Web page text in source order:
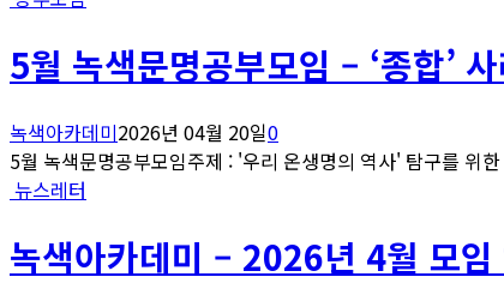
5월 녹색문명공부모임 – ‘종합’
녹색아카데미2026년 04월 20일0
5월 녹색문명공부모임주제 : '우리 온생명의 역사' 탐구를 위
뉴스레터
녹색아카데미 – 2026년 4월 모임